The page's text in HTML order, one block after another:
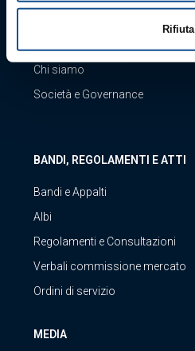
Rifiuta
Chi siamo
Società e Governance
BANDI, REGOLAMENTI E ATTI
Bandi e Appalti
Albi
Regolamenti e Consultazioni
Verbali commissione mercato
Ordini di servizio
MEDIA